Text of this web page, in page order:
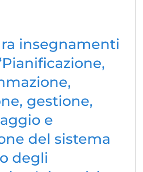
insegnamenti
gestione,
e
del sistema
degli